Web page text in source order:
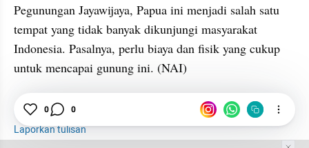
Pegunungan Jayawijaya, Papua ini menjadi salah satu
tempat yang tidak banyak dikunjungi masyarakat
Indonesia. Pasalnya, perlu biaya dan fisik yang cukup
untuk mencapai gunung ini. (NAI)
Gunung Es
Puncak Jaya
Laporkan tulisan
0 0